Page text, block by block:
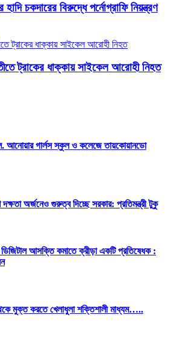
চকদারের বিরুদ্ধে পর্নোগ্রাফি নিয়ন্ত্রণ
ট্রাকের ধাক্কায় সাইকেল আরোহী নিহত
আনোয়ার গার্লস স্কুল ও কলেজে তায়কোয়ানডো
দক্ষতা অর্জনেও গুরুত্ব দিচ্ছে সরকার: প্রতিমন্ত্রী টুকু
ডিজিটাল আসক্তি কমাতে ক্রীড়া একটি প্রতিষেধক :
মুক্ত করতে খেলাধুলা শক্তিশালী মাধ্যম…..